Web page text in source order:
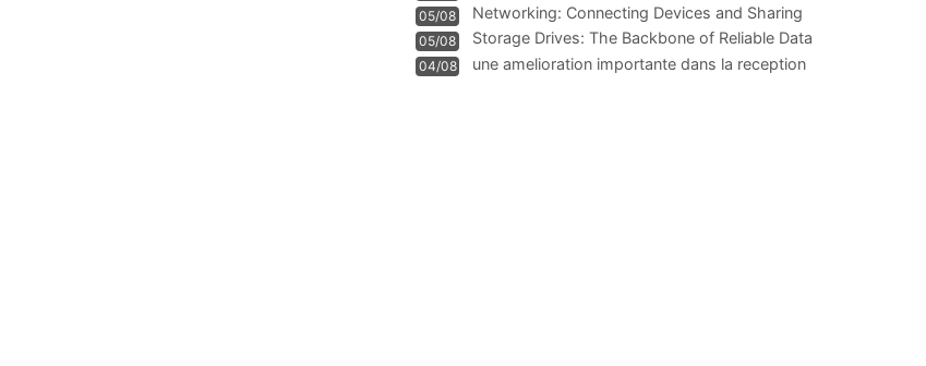
05/08
Networking: Connecting Devices and Sharing
Information
05/08
Storage Drives: The Backbone of Reliable Data
Management
04/08
une amelioration importante dans la reception